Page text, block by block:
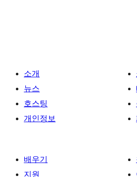
소개
뉴스
호스팅
개인정보
배우기
지원